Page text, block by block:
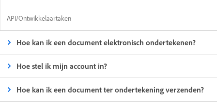
API/Ontwikkelaartaken
Hoe kan ik een document elektronisch ondertekenen?
Hoe stel ik mijn account in?
Hoe kan ik een document ter ondertekening verzenden?